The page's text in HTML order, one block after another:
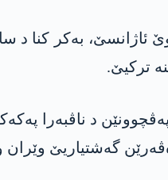
ترکیێ.
گەشتیاریێ وێران و